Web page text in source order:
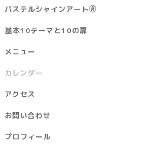
パステルシャインアート🄬
基本10テーマと10の扉
メニュー
カレンダー
アクセス
お問い合わせ
プロフィール